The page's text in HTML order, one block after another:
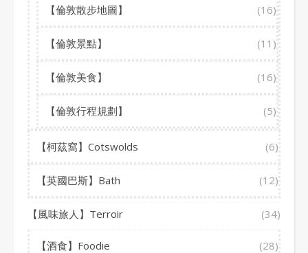
【倫敦散步地圖】 (16)
【倫敦景點】 (11)
【倫敦美食】 (16)
【倫敦行程規劃】 (5)
【柯茲窩】Cotswolds (6)
【英國巴斯】Bath (12)
【風味旅人】Terroir (34)
【酒食】Foodie (28)